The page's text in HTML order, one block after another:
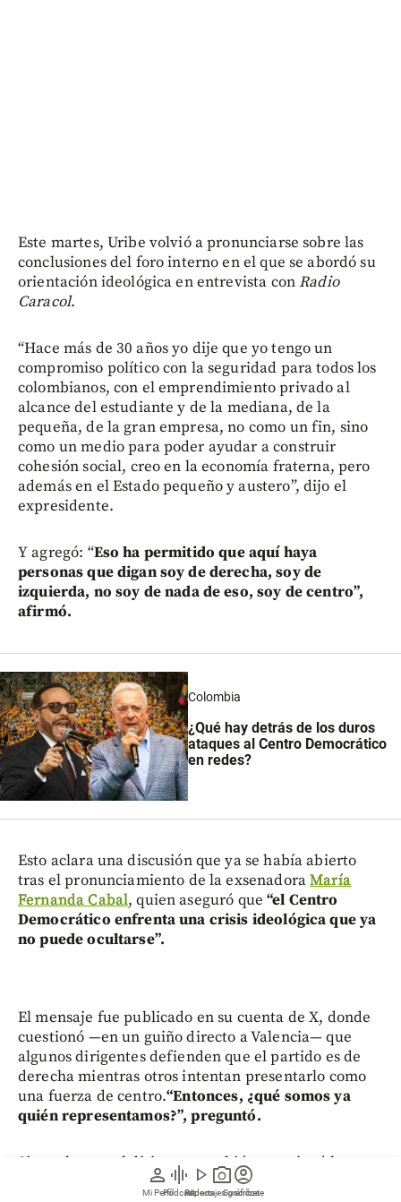
person
Mi Perfil
graphic_eq
Pódcast
play_arrow
Videos
photo_camera
Reportajes gráficos
account_circle
Suscríbete
Este martes, Uribe volvió a pronunciarse sobre las
conclusiones del foro interno en el que se abordó su
orientación ideológica en entrevista conRadio
Caracol.
“Hace más de 30 años yo dije que yo tengo un
compromiso político con la seguridad para todos los
colombianos, con el emprendimiento privado al
alcance del estudiante y de la mediana, de la
pequeña, de la gran empresa, no como un fin, sino
como un medio para poder ayudar a construir
cohesión social, creo en la economía fraterna, pero
además en el Estado pequeño y austero”, dijo el
expresidente.
Y agregó: “Eso ha permitido que aquí haya
personas que digan soy de derecha, soy de
izquierda, no soy de nada de eso, soy de centro”,
afirmó.
Colombia
¿Qué hay detrás de los duros
ataques al Centro Democrático
en redes?
Esto aclara una discusión que ya se había abierto
tras el pronunciamiento de la exsenadoraMaría
Fernanda Cabal, quien aseguró que“el Centro
Democrático enfrenta una crisis ideológica que ya
no puede ocultarse”.
El mensaje fue publicado en su cuenta de X, donde
cuestionó —en un guiño directo a Valencia— que
algunos dirigentes defienden que el partido es de
derecha mientras otros intentan presentarlo como
una fuerza de centro.“Entonces, ¿qué somos ya
quién representamos?”, preguntó.
Sin embargo, el dirigente también cuestionó los
resultados del debate ideológico dentro de la